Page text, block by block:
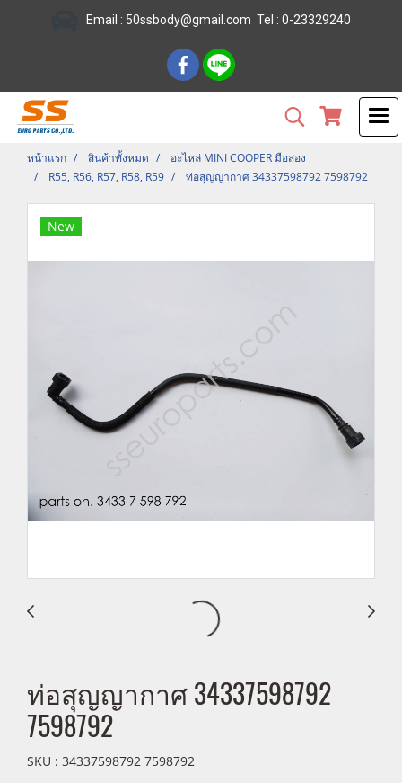
Email : 50ssbody@gmail.com Tel : 0-23329240
หน้าแรก สินค้าทั้งหมด
อะไหล่ MINI COOPER มือสอง
R55, R56, R57, R58, R59
ท่อสุญญากาศ 34337598792 7598792
New
ท่อสุญญากาศ 34337598792
7598792
SKU : 34337598792 7598792